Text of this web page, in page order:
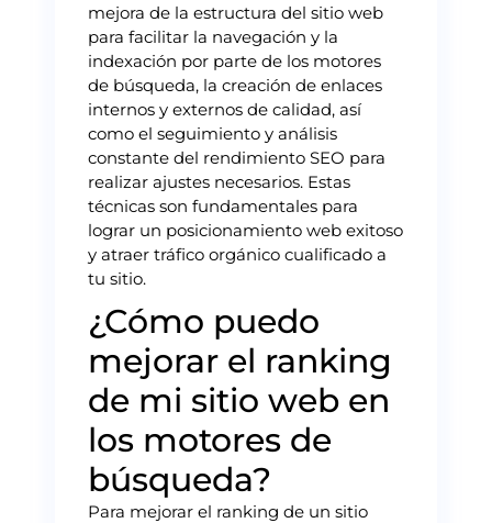
mejora de la estructura del sitio web
para facilitar la navegación y la
indexación por parte de los motores
de búsqueda, la creación de enlaces
internos y externos de calidad, así
como el seguimiento y análisis
constante del rendimiento SEO para
realizar ajustes necesarios. Estas
técnicas son fundamentales para
lograr un posicionamiento web exitoso
y atraer tráfico orgánico cualificado a
tu sitio.
¿Cómo puedo
mejorar el ranking
de mi sitio web en
los motores de
búsqueda?
Para mejorar el ranking de un sitio